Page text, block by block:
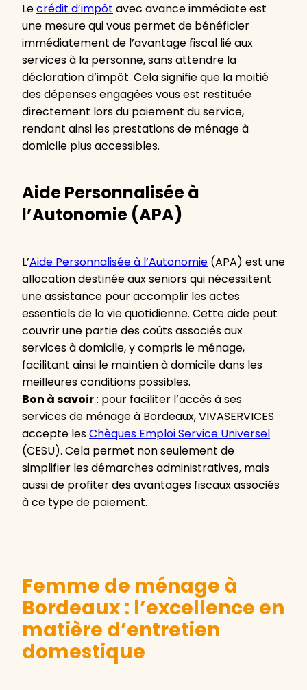
Lecrédit d’impôt avec avance immédiate est
une mesure qui vous permet de bénéficier
immédiatement de l’avantage fiscal lié aux
services à la personne, sans attendre la
déclaration d’impôt. Cela signifie que la moitié
des dépenses engagées vous est restituée
directement lors du paiement du service,
rendant ainsi les prestations de ménage à
domicile plus accessibles.
Aide Personnalisée à
l’Autonomie (APA)
L’Aide Personnalisée à l’Autonomie (APA) est une
allocation destinée aux seniors qui nécessitent
une assistance pour accomplir les actes
essentiels de la vie quotidienne. Cette aide peut
couvrir une partie des coûts associés aux
services à domicile, y compris le ménage,
facilitant ainsi le maintien à domicile dans les
meilleures conditions possibles.
Bon à savoir: pour faciliter l’accès à ses
services de ménage à Bordeaux, VIVASERVICES
accepte lesChèques Emploi Service Universel
(CESU). Cela permet non seulement de
simplifier les démarches administratives, mais
aussi de profiter des avantages fiscaux associés
à ce type de paiement.
Femme de ménage à
Bordeaux : l’excellence en
matière d’entretien
domestique